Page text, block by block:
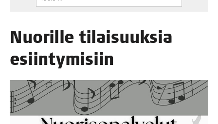
Nuo­ril­le tilai­suuk­sia
esiintymisiin